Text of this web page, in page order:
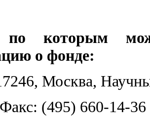
по которым
о фонде:
Москва,
(495) 660-14-36